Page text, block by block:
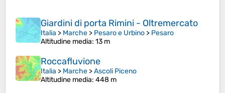
Giardini di porta Rimini - Oltremercato
Italia > Marche > Pesaro e Urbino > Pesaro
Altitudine media: 13 m
Roccafluvione
Italia > Marche >Ascoli Piceno
Altitudine media: 448 m